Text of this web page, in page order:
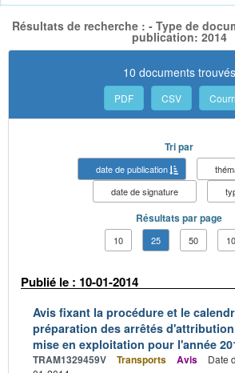
Résultats de recherche : - Type de
publication: 2014
10 documents trouvés
PDF CSV
Tri par
date de publication
date de signature
Résultats par page
10 25 50
Publié le : 10-01-2014
Avis fixant la procédure et le
préparation des arrêtés
mise en exploitation pour l'année
TRAM1329459V Transports Avis
Date